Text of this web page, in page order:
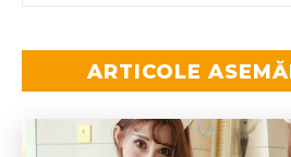
ARTICOLE